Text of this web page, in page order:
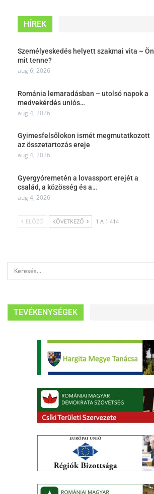
HÍREK
Személyeskedés helyett szakmai vita – Ön
mit tenne?
aug 6, 2026
Románia lemaradásban – utolsó napok a
medvekérdés uniós…
aug 4, 2026
Gyimesfelsőlokon ismét megmutatkozott
az összetartozás ereje
aug 4, 2026
Gyergyóremetén a lovassport erejét a
család, a közösség és a…
aug 4, 2026
ELŐZŐ KÖVETKEZŐ 1 A 1 414
TEVÉKENYSÉGEK